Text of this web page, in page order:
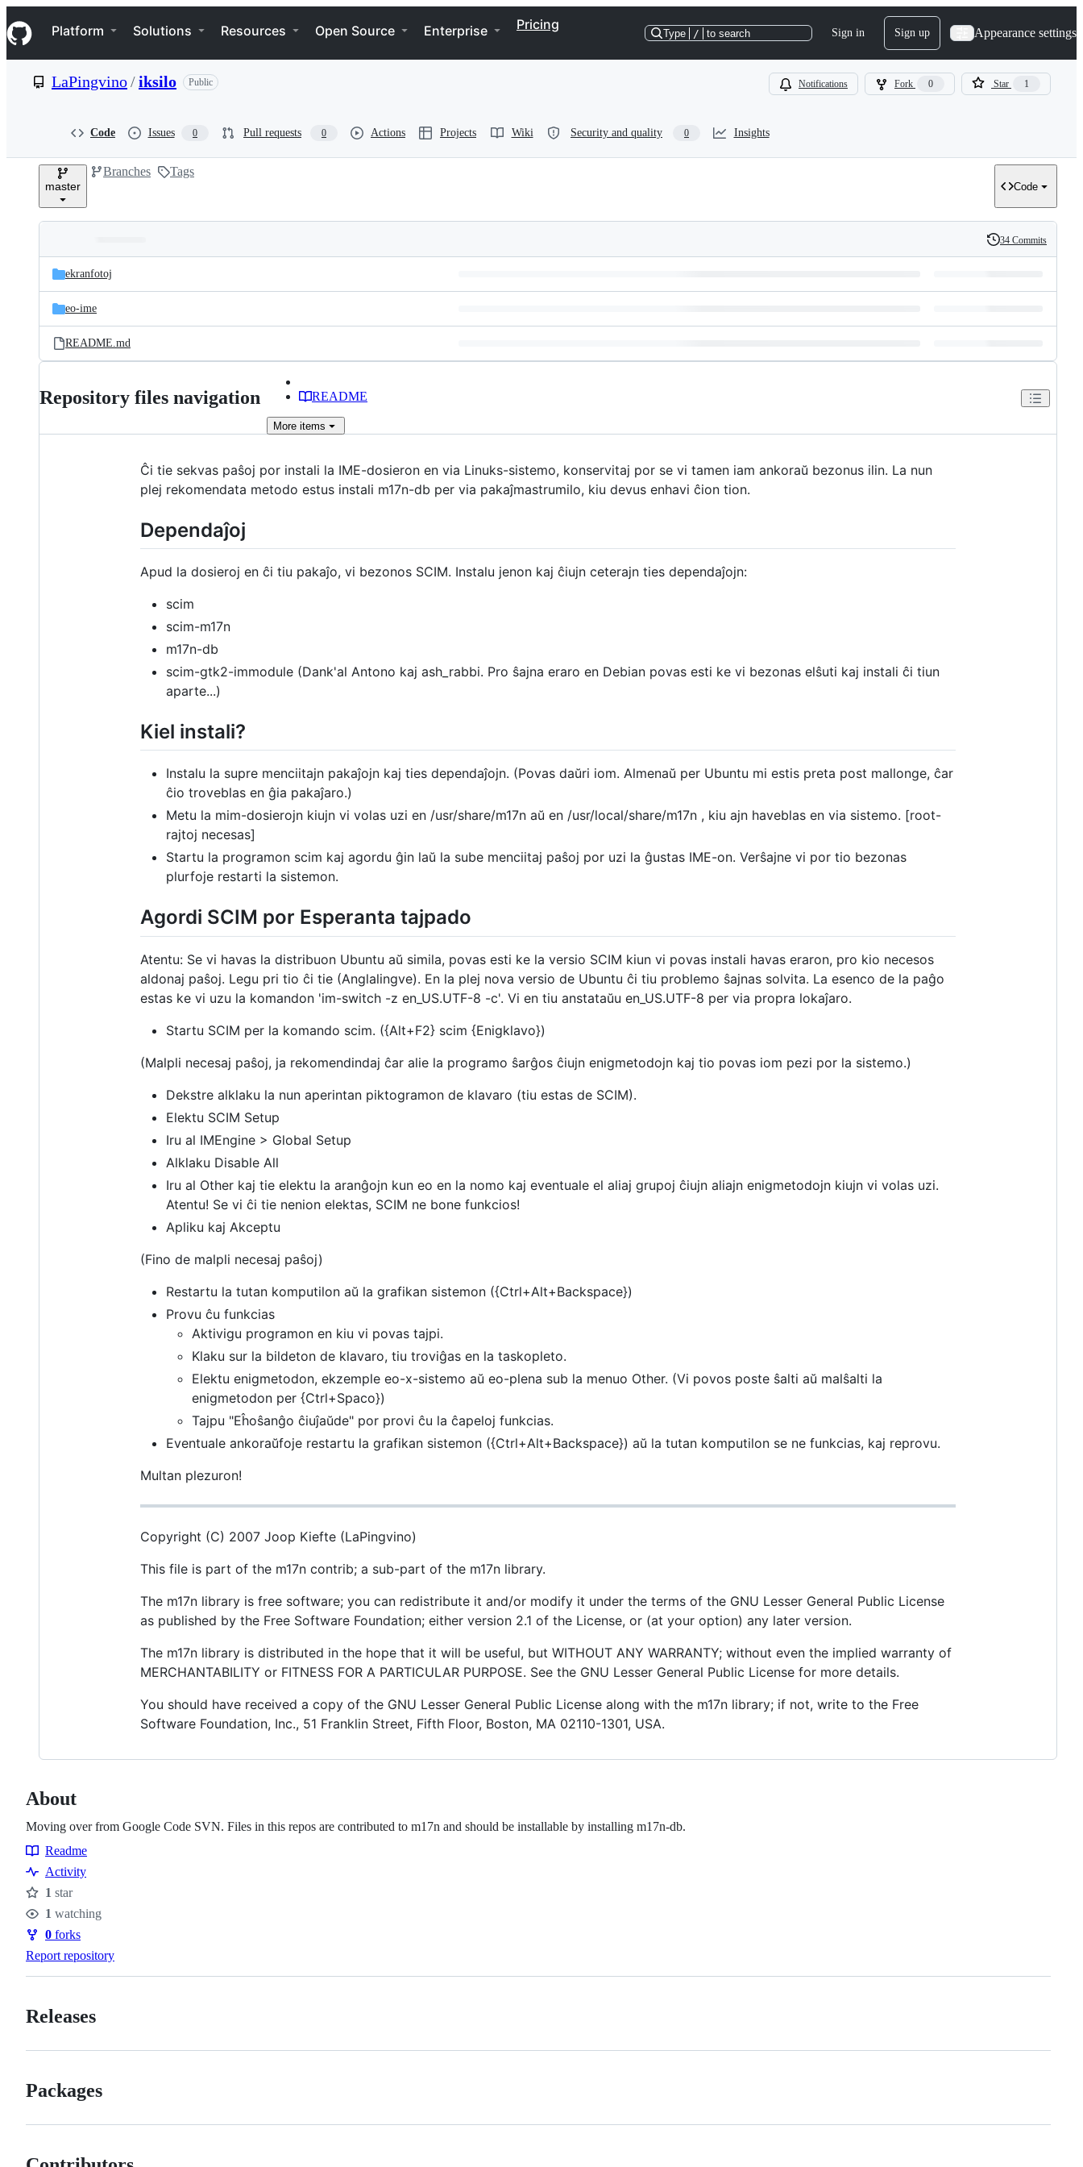
k
i
p
e
Navigation Menu
Platform Solutions Resources Open Source Enterprise Pricing
Type / to search Sign in Sign up Appearance settings
LaPingvino/iksilo Public Notifications Fork 0 Star 1
Code Issues 0 Pull requests 0 Actions Projects Wiki Security and quality 0 Insights
master
Branches Tags
Code
and
files
Latest
commit
History
34 Commits
ekranfotoj
eo-ime
README.md
Repository files navigation README
More items
Ĉi tie sekvas paŝoj por instali la IME-dosieron en via Linuks-sistemo, konservitaj por se vi tamen iam ankoraŭ bezonus ilin. La nun
plej rekomendata metodo estus instali m17n-db per via pakaĵmastrumilo, kiu devus enhavi ĉion tion.
Dependaĵoj
Apud la dosieroj en ĉi tiu pakaĵo, vi bezonos SCIM. Instalu jenon kaj ĉiujn ceterajn ties dependaĵojn:
scim
scim-m17n
m17n-db
scim-gtk2-immodule (Dank'al Antono kaj ash_rabbi. Pro ŝajna eraro en Debian povas esti ke vi bezonas elŝuti kaj instali ĉi tiun
aparte...)
Kiel instali?
Instalu la supre menciitajn pakaĵojn kaj ties dependaĵojn. (Povas daŭri iom. Almenaŭ per Ubuntu mi estis preta post mallonge, ĉar
ĉio troveblas en ĝia pakaĵaro.)
Metu la mim-dosierojn kiujn vi volas uzi en /usr/share/m17n aŭ en /usr/local/share/m17n , kiu ajn haveblas en via sistemo. [root-
rajtoj necesas]
Startu la programon scim kaj agordu ĝin laŭ la sube menciitaj paŝoj por uzi la ĝustas IME-on. Verŝajne vi por tio bezonas
plurfoje restarti la sistemon.
Agordi SCIM por Esperanta tajpado
Atentu: Se vi havas la distribuon Ubuntu aŭ simila, povas esti ke la versio SCIM kiun vi povas instali havas eraron, pro kio necesos
aldonaj paŝoj. Legu pri tio ĉi tie (Anglalingve). En la plej nova versio de Ubuntu ĉi tiu problemo ŝajnas solvita. La esenco de la paĝo
estas ke vi uzu la komandon 'im-switch -z en_US.UTF-8 -c'. Vi en tiu anstataŭu en_US.UTF-8 per via propra lokaĵaro.
Startu SCIM per la komando scim. ({Alt+F2} scim {Enigklavo})
(Malpli necesaj paŝoj, ja rekomendindaj ĉar alie la programo ŝarĝos ĉiujn enigmetodojn kaj tio povas iom pezi por la sistemo.)
Dekstre alklaku la nun aperintan piktogramon de klavaro (tiu estas de SCIM).
Elektu SCIM Setup
Iru al IMEngine > Global Setup
Alklaku Disable All
Iru al Other kaj tie elektu la aranĝojn kun eo en la nomo kaj eventuale el aliaj grupoj ĉiujn aliajn enigmetodojn kiujn vi volas uzi.
Atentu! Se vi ĉi tie nenion elektas, SCIM ne bone funkcios!
Apliku kaj Akceptu
(Fino de malpli necesaj paŝoj)
Restartu la tutan komputilon aŭ la grafikan sistemon ({Ctrl+Alt+Backspace})
Provu ĉu funkcias
Aktivigu programon en kiu vi povas tajpi.
Klaku sur la bildeton de klavaro, tiu troviĝas en la taskopleto.
Elektu enigmetodon, ekzemple eo-x-sistemo aŭ eo-plena sub la menuo Other. (Vi povos poste ŝalti aŭ malŝalti la
enigmetodon per {Ctrl+Spaco})
Tajpu "Eĥoŝanĝo ĉiuĵaŭde" por provi ĉu la ĉapeloj funkcias.
Eventuale ankoraŭfoje restartu la grafikan sistemon ({Ctrl+Alt+Backspace}) aŭ la tutan komputilon se ne funkcias, kaj reprovu.
Multan plezuron!
Copyright (C) 2007 Joop Kiefte (LaPingvino)
This file is part of the m17n contrib; a sub-part of the m17n library.
The m17n library is free software; you can redistribute it and/or modify it under the terms of the GNU Lesser General Public License
as published by the Free Software Foundation; either version 2.1 of the License, or (at your option) any later version.
The m17n library is distributed in the hope that it will be useful, but WITHOUT ANY WARRANTY; without even the implied warranty of
MERCHANTABILITY or FITNESS FOR A PARTICULAR PURPOSE. See the GNU Lesser General Public License for more details.
You should have received a copy of the GNU Lesser General Public License along with the m17n library; if not, write to the Free
Software Foundation, Inc., 51 Franklin Street, Fifth Floor, Boston, MA 02110-1301, USA.
About
Moving over from Google Code SVN. Files in this repos are contributed to m17n and should be installable by installing m17n-db.
Resources
Readme
Activity
Stars
1 star
Watchers
1 watching
Forks
0 forks
Report repository
Releases
Packages